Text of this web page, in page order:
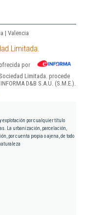
| Valencia
Limitada.
por
Limitada. procede
D&B S.A.U. (S.M.E.).
explotación por cualquier título
La urbanización, parcelación,
por cuenta propia o ajena, de todo